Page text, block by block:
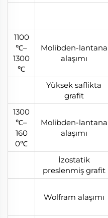
1100
℃–
1300
℃
Molibden-lantana
alaşımı
Yüksek saflikta
grafit
1300
℃–
160
0℃
Molibden-lantana
alaşımı
İzostatik
preslenmiş grafit
Wolfram alaşımı